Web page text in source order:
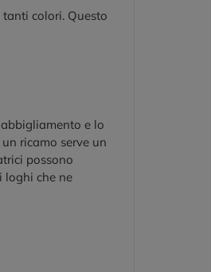
colori. Questo
e lo
ricamo serve un
possono
loghi che ne